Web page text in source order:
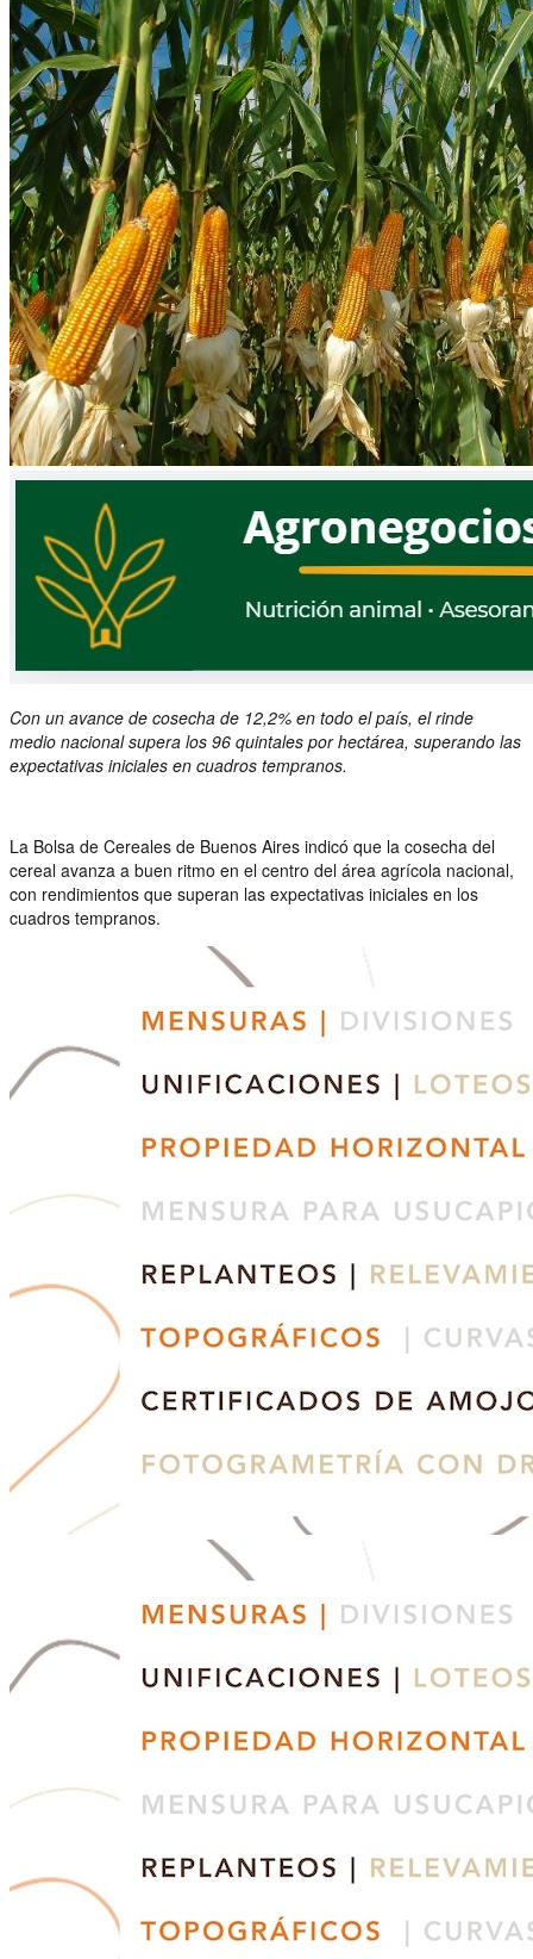
Con un avance de cosecha de 12,2% en todo el país, el rinde
medio nacional supera los 96 quintales por hectárea, superando las
expectativas iniciales en cuadros tempranos.
La Bolsa de Cereales de Buenos Aires indicó que la cosecha del
cereal avanza a buen ritmo en el centro del área agrícola nacional,
con rendimientos que superan las expectativas iniciales en los
cuadros tempranos.